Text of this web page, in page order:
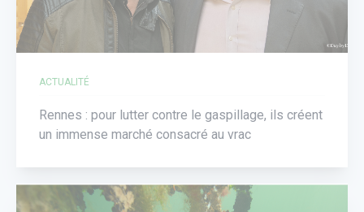
ACTUALITÉ
Rennes : pour lutter contre le gaspillage, ils créent
un immense marché consacré au vrac